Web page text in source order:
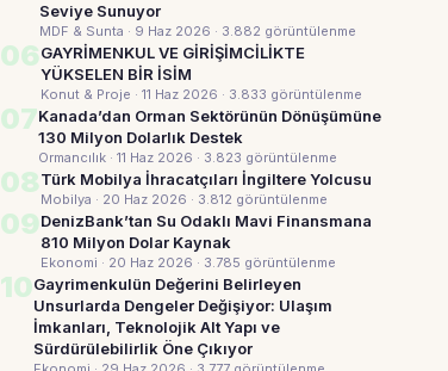
Seviye Sunuyor
MDF & Sunta · 9 Haz 2026 · 3.882 görüntülenme
06GAYRİMENKUL VE GİRİŞİMCİLİKTE
YÜKSELEN BİR İSİM
Konut & Proje · 11 Haz 2026 · 3.833 görüntülenme
07Kanada’dan Orman Sektörünün Dönüşümüne
130 Milyon Dolarlık Destek
Ormancılık · 11 Haz 2026 · 3.823 görüntülenme
08Türk Mobilya İhracatçıları İngiltere Yolcusu
Mobilya · 20 Haz 2026 · 3.812 görüntülenme
09DenizBank’tan Su Odaklı Mavi Finansmana
810 Milyon Dolar Kaynak
Ekonomi · 20 Haz 2026 · 3.785 görüntülenme
10Gayrimenkulün Değerini Belirleyen
Unsurlarda Dengeler Değişiyor: Ulaşım
İmkanları, Teknolojik Alt Yapı ve
Sürdürülebilirlik Öne Çıkıyor